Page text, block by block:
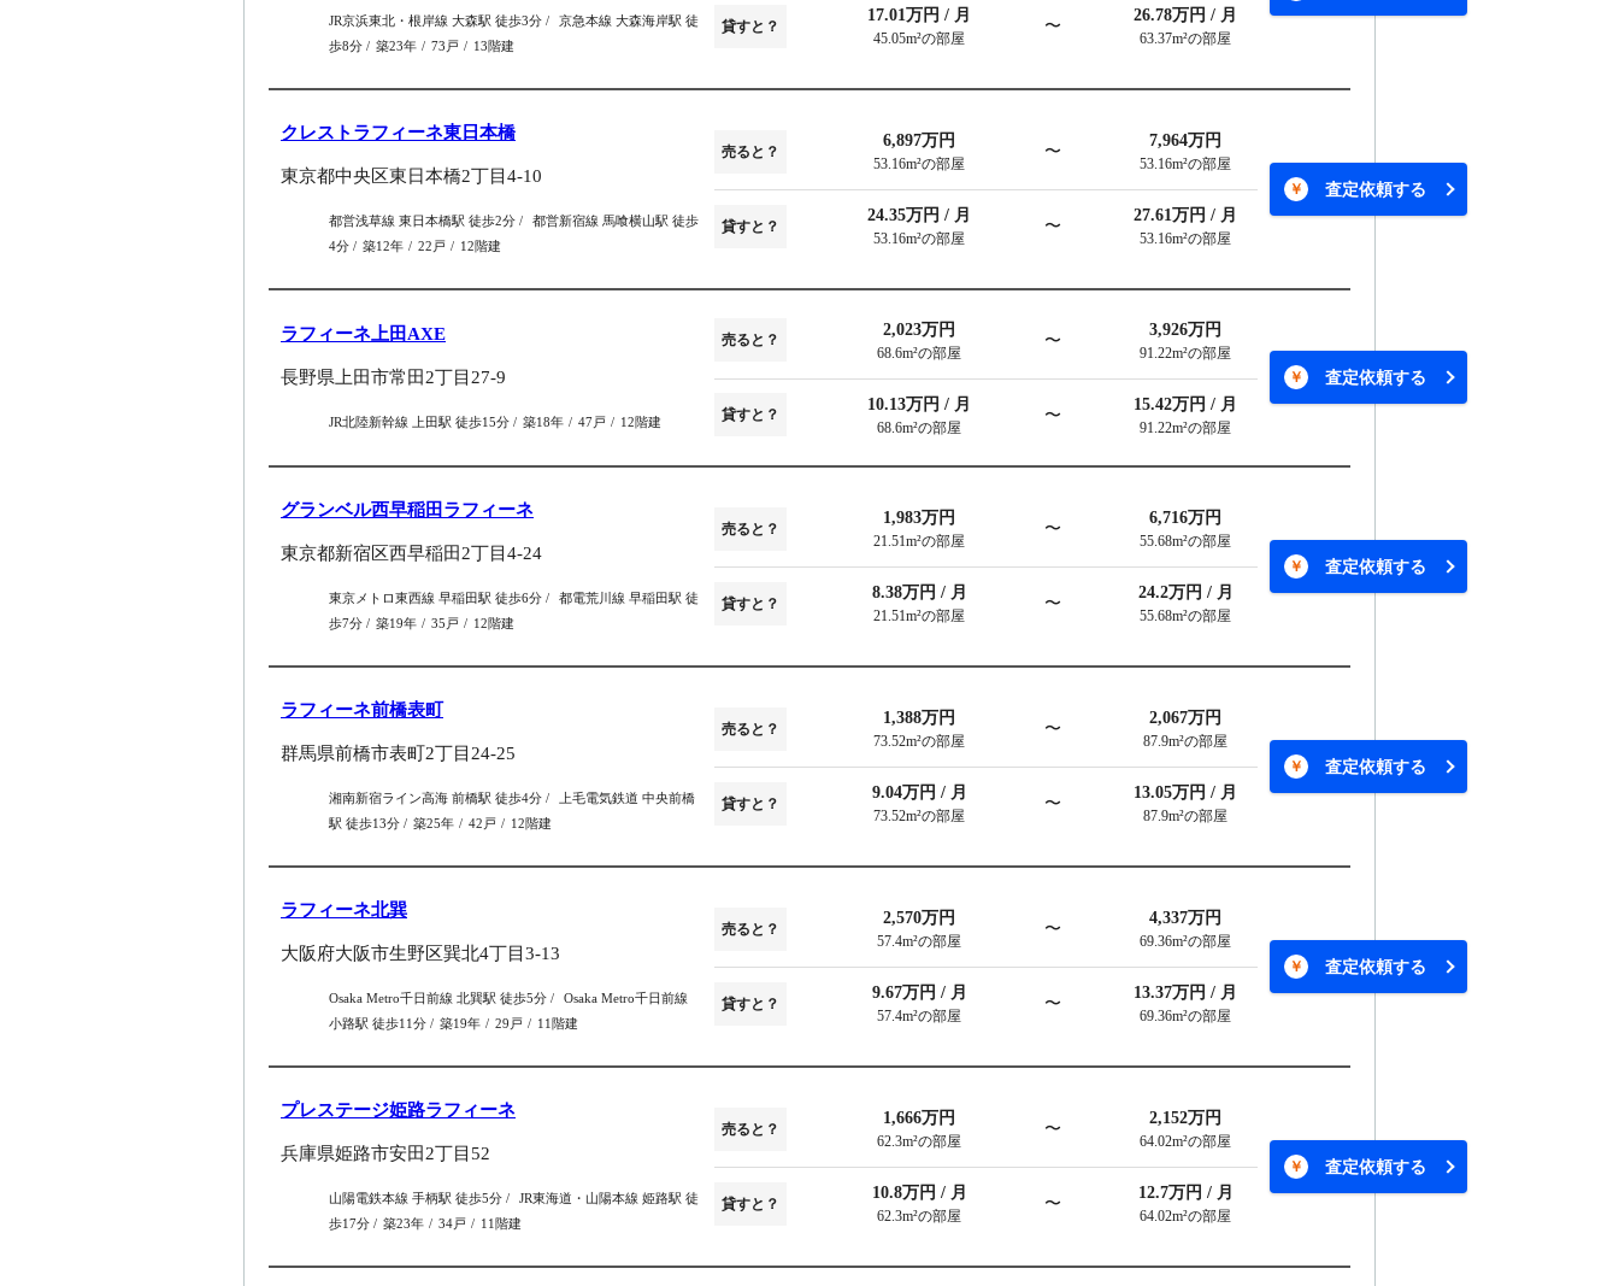
JR京浜東北・根岸線 大森駅 徒歩3分
京急本線 大森海岸駅 徒
歩8分
築23年 73戸 13階建
貸すと？
17.01万円 / 月
45.05m²の部屋
〜
26.78万円 / 月
63.37m²の部屋
クレストラフィーネ東日本橋
東京都中央区東日本橋2丁目4-10
都営浅草線 東日本橋駅 徒歩2分
都営新宿線 馬喰横山駅 徒歩
4分
築12年 22戸 12階建
売ると？
6,897万円
53.16m²の部屋
〜
7,964万円
53.16m²の部屋
貸すと？
24.35万円 / 月
53.16m²の部屋
〜
27.61万円 / 月
53.16m²の部屋
査定依頼する
ラフィーネ上田AXE
長野県上田市常田2丁目27-9
JR北陸新幹線 上田駅 徒歩15分 築18年 47戸 12階建
売ると？
2,023万円
68.6m²の部屋
〜
3,926万円
91.22m²の部屋
貸すと？
10.13万円 / 月
68.6m²の部屋
〜
15.42万円 / 月
91.22m²の部屋
査定依頼する
グランベル西早稲田ラフィーネ
東京都新宿区西早稲田2丁目4-24
東京メトロ東西線 早稲田駅 徒歩6分
都電荒川線 早稲田駅 徒
歩7分
築19年 35戸 12階建
売ると？
1,983万円
21.51m²の部屋
〜
6,716万円
55.68m²の部屋
貸すと？
8.38万円 / 月
21.51m²の部屋
〜
24.2万円 / 月
55.68m²の部屋
査定依頼する
ラフィーネ前橋表町
群馬県前橋市表町2丁目24-25
湘南新宿ライン高海 前橋駅 徒歩4分
上毛電気鉄道 中央前橋
駅 徒歩13分
築25年 42戸 12階建
売ると？
1,388万円
73.52m²の部屋
〜
2,067万円
87.9m²の部屋
貸すと？
9.04万円 / 月
73.52m²の部屋
〜
13.05万円 / 月
87.9m²の部屋
査定依頼する
ラフィーネ北巽
大阪府大阪市生野区巽北4丁目3-13
Osaka Metro千日前線 北巽駅 徒歩5分
Osaka Metro千日前線
小路駅 徒歩11分
築19年 29戸 11階建
売ると？
2,570万円
57.4m²の部屋
〜
4,337万円
69.36m²の部屋
貸すと？
9.67万円 / 月
57.4m²の部屋
〜
13.37万円 / 月
69.36m²の部屋
査定依頼する
プレステージ姫路ラフィーネ
兵庫県姫路市安田2丁目52
山陽電鉄本線 手柄駅 徒歩5分
JR東海道・山陽本線 姫路駅 徒
歩17分
築23年 34戸 11階建
売ると？
1,666万円
62.3m²の部屋
〜
2,152万円
64.02m²の部屋
貸すと？
10.8万円 / 月
62.3m²の部屋
〜
12.7万円 / 月
64.02m²の部屋
査定依頼する